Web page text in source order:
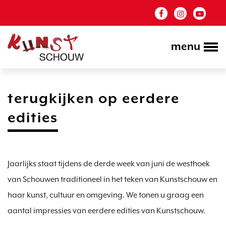
menu
terugkijken op eerdere
edities
Jaarlijks staat tijdens de derde week van juni de westhoek
van Schouwen traditioneel in het teken van Kunstschouw en
haar kunst, cultuur en omgeving. We tonen u graag een
aantal impressies van eerdere edities van Kunstschouw.